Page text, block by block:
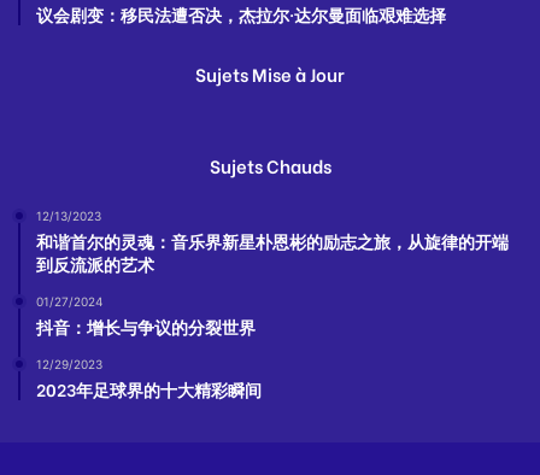
议会剧变：移民法遭否决，杰拉尔·达尔曼面临艰难选择
Sujets Mise à Jour
Sujets Chauds
12/13/2023
和谐首尔的灵魂：音乐界新星朴恩彬的励志之旅，从旋律的开端
到反流派的艺术
01/27/2024
抖音：增长与争议的分裂世界
12/29/2023
2023年足球界的十大精彩瞬间